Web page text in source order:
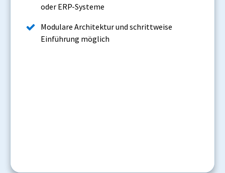
oder ERP-Systeme
Modulare Architektur und schrittweise
Einführung möglich